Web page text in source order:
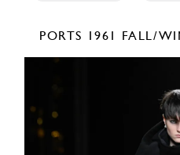
PORTS 1961 FALL/